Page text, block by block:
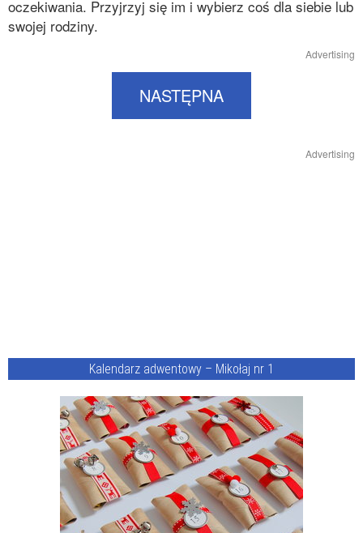
oczekiwania. Przyjrzyj się im i wybierz coś dla siebie lub
swojej rodziny.
Advertising
NASTĘPNA
Advertising
Kalendarz adwentowy – Mikołaj nr 1